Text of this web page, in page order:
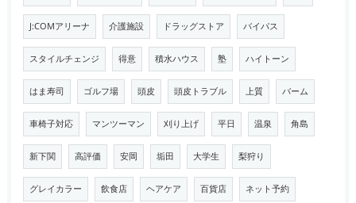
J:COMアリーナ 介護施設 ドラッグストア バイパス
スタイルチェンジ 得意 積水ハウス 塾 ハイトーン
はま寿司 ゴルフ場 頭皮 頭皮トラブル 上質 バーム
車椅子対応 マンツーマン 刈り上げ 平日 温泉 角島
新下関 高評価 安岡 垢田 大学生 梨狩り
グレイカラー 飲食店 ヘアケア 百貨店 ネット予約